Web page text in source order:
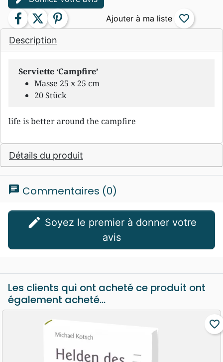
Description
Serviette ‘Campfire’
Masse 25 x 25 cm
20 Stück
life is better around the campfire
Détails du produit
facebook twitter pinterest favorite_border
chat Commentaires (0)
edit
avis
Les clients qui ont acheté ce produit ont
également acheté...
favorite_border